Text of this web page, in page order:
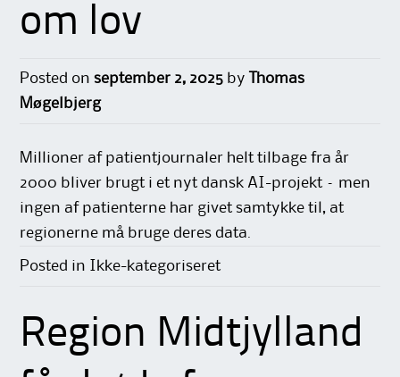
om lov
Posted onseptember 2, 2025 by
Thomas
Møgelbjerg
Millioner af patientjournaler helt tilbage fra år
2000 bliver brugt i et nyt dansk AI-projekt – men
ingen af patienterne har givet samtykke til, at
regionerne må bruge deres data.
Posted in Ikke-kategoriseret
Region Midtjylland